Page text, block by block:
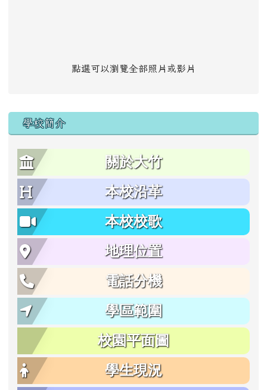
點選可以瀏覽全部照片或影片
學校簡介
關於大竹
本校沿革
本校校歌
地理位置
電話分機
學區範圍
校園平面圖
學生現況